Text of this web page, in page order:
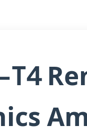
T4